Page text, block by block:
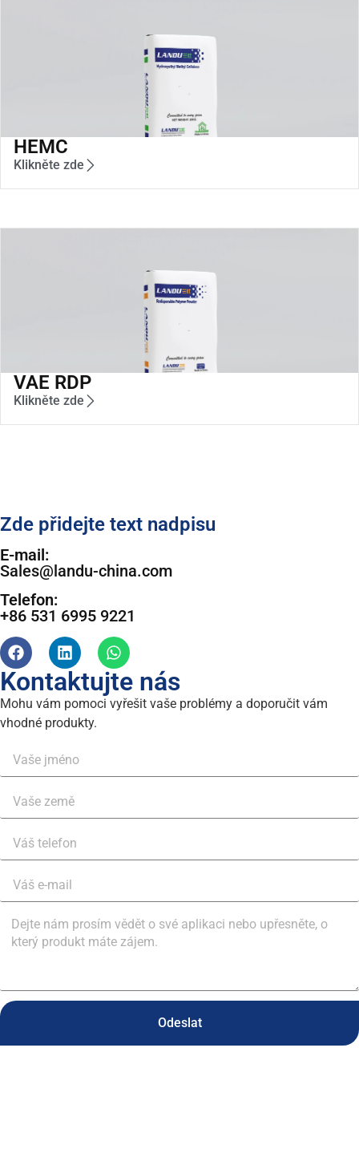
HEMC
Klikněte zde
VAE RDP
Klikněte zde
Zde přidejte text nadpisu
E-mail:
Sales@landu-china.com
Telefon:
+86 531 6995 9221
Kontaktujte nás
Mohu vám pomoci vyřešit vaše problémy a doporučit vám
vhodné produkty.
Odeslat